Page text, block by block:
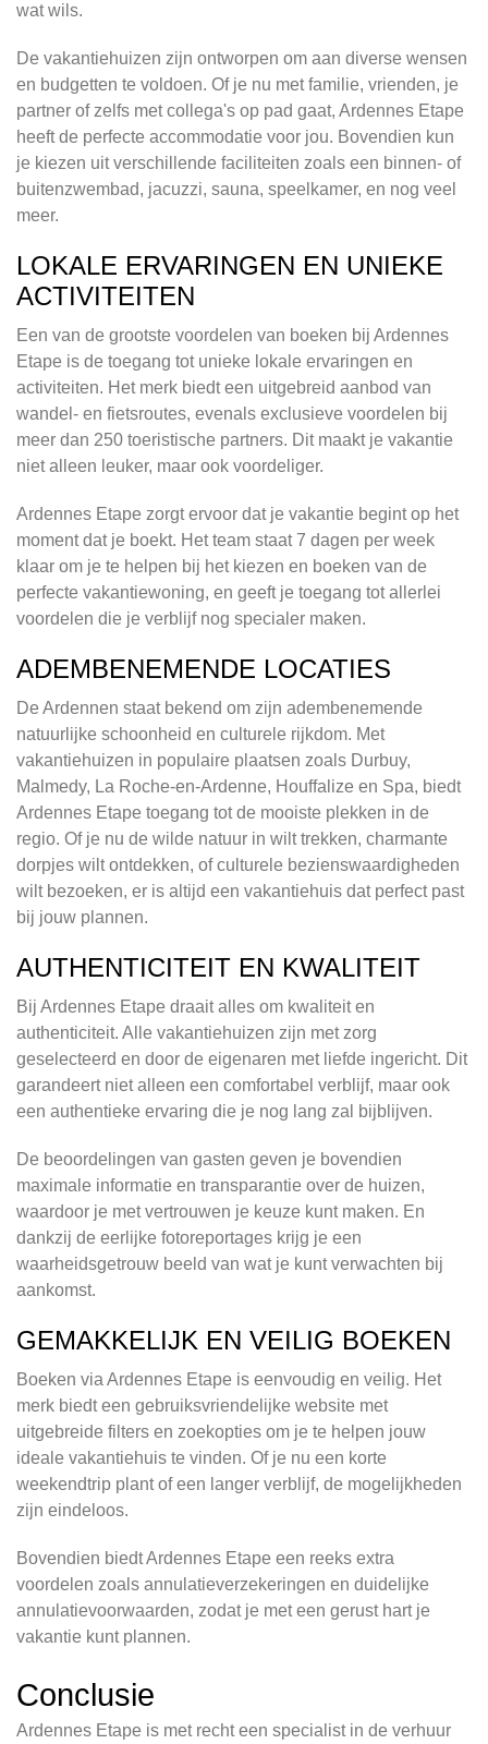
wat wils.
De vakantiehuizen zijn ontworpen om aan diverse wensen
en budgetten te voldoen. Of je nu met familie, vrienden, je
partner of zelfs met collega's op pad gaat, Ardennes Etape
heeft de perfecte accommodatie voor jou. Bovendien kun
je kiezen uit verschillende faciliteiten zoals een binnen- of
buitenzwembad, jacuzzi, sauna, speelkamer, en nog veel
meer.
LOKALE ERVARINGEN EN UNIEKE
ACTIVITEITEN
Een van de grootste voordelen van boeken bij Ardennes
Etape is de toegang tot unieke lokale ervaringen en
activiteiten. Het merk biedt een uitgebreid aanbod van
wandel- en fietsroutes, evenals exclusieve voordelen bij
meer dan 250 toeristische partners. Dit maakt je vakantie
niet alleen leuker, maar ook voordeliger.
Ardennes Etape zorgt ervoor dat je vakantie begint op het
moment dat je boekt. Het team staat 7 dagen per week
klaar om je te helpen bij het kiezen en boeken van de
perfecte vakantiewoning, en geeft je toegang tot allerlei
voordelen die je verblijf nog specialer maken.
ADEMBENEMENDE LOCATIES
De Ardennen staat bekend om zijn adembenemende
natuurlijke schoonheid en culturele rijkdom. Met
vakantiehuizen in populaire plaatsen zoals Durbuy,
Malmedy, La Roche-en-Ardenne, Houffalize en Spa, biedt
Ardennes Etape toegang tot de mooiste plekken in de
regio. Of je nu de wilde natuur in wilt trekken, charmante
dorpjes wilt ontdekken, of culturele bezienswaardigheden
wilt bezoeken, er is altijd een vakantiehuis dat perfect past
bij jouw plannen.
AUTHENTICITEIT EN KWALITEIT
Bij Ardennes Etape draait alles om kwaliteit en
authenticiteit. Alle vakantiehuizen zijn met zorg
geselecteerd en door de eigenaren met liefde ingericht. Dit
garandeert niet alleen een comfortabel verblijf, maar ook
een authentieke ervaring die je nog lang zal bijblijven.
De beoordelingen van gasten geven je bovendien
maximale informatie en transparantie over de huizen,
waardoor je met vertrouwen je keuze kunt maken. En
dankzij de eerlijke fotoreportages krijg je een
waarheidsgetrouw beeld van wat je kunt verwachten bij
aankomst.
GEMAKKELIJK EN VEILIG BOEKEN
Boeken via Ardennes Etape is eenvoudig en veilig. Het
merk biedt een gebruiksvriendelijke website met
uitgebreide filters en zoekopties om je te helpen jouw
ideale vakantiehuis te vinden. Of je nu een korte
weekendtrip plant of een langer verblijf, de mogelijkheden
zijn eindeloos.
Bovendien biedt Ardennes Etape een reeks extra
voordelen zoals annulatieverzekeringen en duidelijke
annulatievoorwaarden, zodat je met een gerust hart je
vakantie kunt plannen.
Conclusie
Ardennes Etape is met recht een specialist in de verhuur